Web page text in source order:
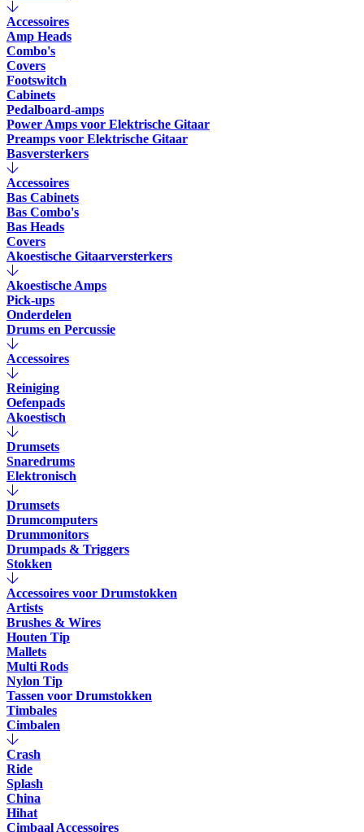
Accessoires
Amp Heads
Combo's
Covers
Footswitch
Cabinets
Pedalboard-amps
Power Amps voor Elektrische Gitaar
Preamps voor Elektrische Gitaar
Basversterkers
Accessoires
Bas Cabinets
Bas Combo's
Bas Heads
Covers
Akoestische Gitaarversterkers
Akoestische Amps
Pick-ups
Onderdelen
Drums en Percussie
Accessoires
Reiniging
Oefenpads
Akoestisch
Drumsets
Snaredrums
Elektronisch
Drumsets
Drumcomputers
Drummonitors
Drumpads & Triggers
Stokken
Accessoires voor Drumstokken
Artists
Brushes & Wires
Houten Tip
Mallets
Multi Rods
Nylon Tip
Tassen voor Drumstokken
Timbales
Cimbalen
Crash
Ride
Splash
China
Hihat
Cimbaal Accessoires